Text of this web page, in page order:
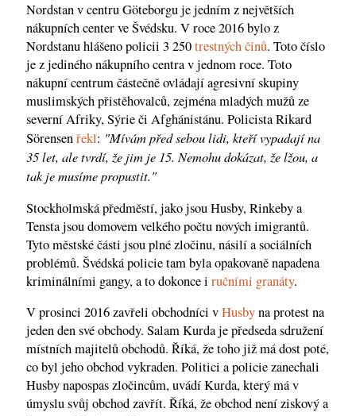
Nordstan v centru Göteborgu je jedním z největších
nákupních center ve Švédsku. V roce 2016 bylo z
Nordstanu hlášeno policii 3 250trestných činů. Toto číslo
je z jediného nákupního centra v jednom roce. Toto
nákupní centrum částečně ovládají agresivní skupiny
muslimských přistěhovalců, zejména mladých mužů ze
severní Afriky, Sýrie či Afghánistánu. Policista Rikard
Sörensenřekl: "Mívám před sebou lidi, kteří vypadají na
35 let, ale tvrdí, že jim je 15. Nemohu dokázat, že lžou, a
tak je musíme propustit."
Stockholmská předměstí, jako jsou Husby, Rinkeby a
Tensta jsou domovem velkého počtu nových imigrantů.
Tyto městské části jsou plné zločinu, násilí a sociálních
problémů. Švédská policie tam byla opakovaně napadena
kriminálními gangy, a to dokonce i ručními granáty.
V prosinci 2016 zavřeli obchodníci vHusbyna protest na
jeden den své obchody. Salam Kurda je předseda sdružení
místních majitelů obchodů. Říká, že toho již má dost poté,
co byl jeho obchod vykraden. Politici a policie zanechali
Husby napospas zločincům, uvádí Kurda, který má v
úmyslu svůj obchod zavřít. Říká, že obchod není ziskový a